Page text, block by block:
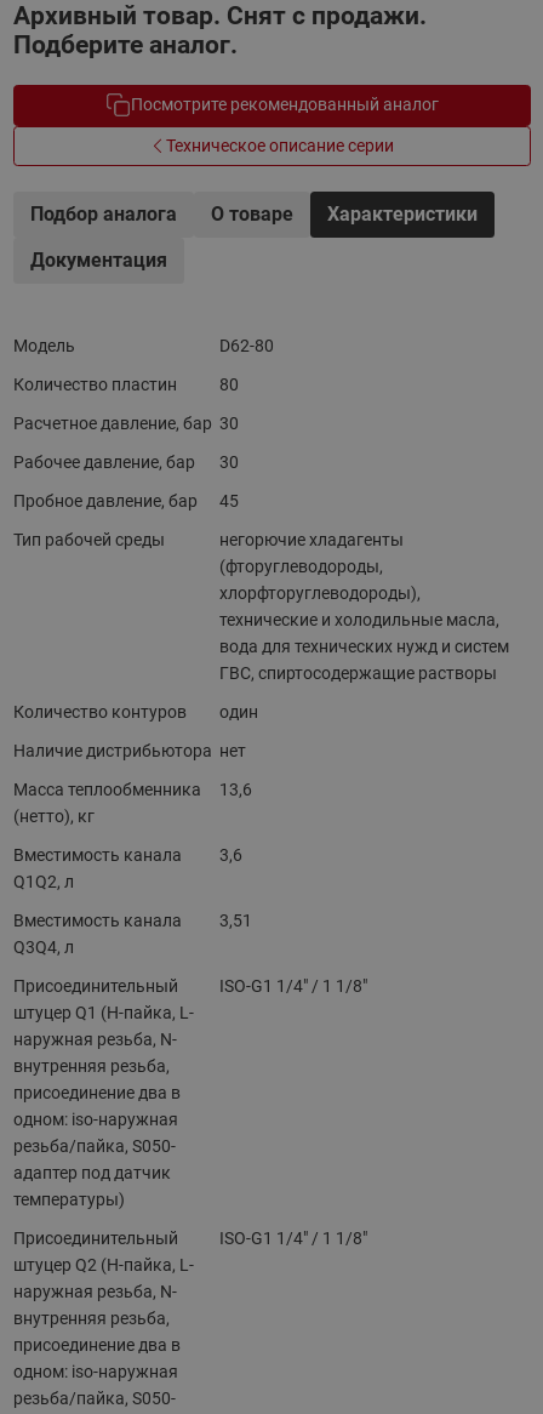
Архивный товар. Снят с продажи.
Подберите аналог.
Посмотрите рекомендованный аналог
Техническое описание серии
Подбор аналога О товаре
Характеристики
Документация
Модель
D62-80
Количество пластин
80
Расчетное давление, бар 30
Рабочее давление, бар
30
Пробное давление, бар
45
Тип рабочей среды
негорючие хладагенты
(фторуглеводороды,
хлорфторуглеводороды),
технические и холодильные масла,
вода для технических нужд и систем
ГВС, спиртосодержащие растворы
Количество контуров
один
Наличие дистрибьютора нет
Масса теплообменника
(нетто), кг
13,6
Вместимость канала
Q1Q2, л
3,6
Вместимость канала
Q3Q4, л
3,51
Присоединительный
штуцер Q1 (H-пайка, L-
наружная резьба, N-
внутренняя резьба,
присоединение два в
одном: iso-наружная
резьба/пайка, S050-
адаптер под датчик
температуры)
ISO-G1 1/4" / 1 1/8"
Присоединительный
штуцер Q2 (H-пайка, L-
наружная резьба, N-
внутренняя резьба,
присоединение два в
одном: iso-наружная
резьба/пайка, S050-
ISO-G1 1/4" / 1 1/8"